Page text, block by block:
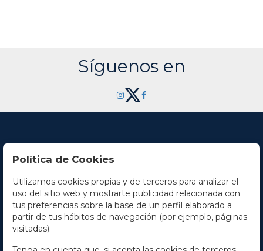
Síguenos en
Contacto
Horario
La empresa
Política de Cookies
Utilizamos cookies propias y de terceros para analizar el
uso del sitio web y mostrarte publicidad relacionada con
tus preferencias sobre la base de un perfil elaborado a
partir de tus hábitos de navegación (por ejemplo, páginas
visitadas).